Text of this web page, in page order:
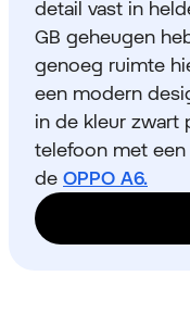
detail vast in
GB geheugen
genoeg ruimte
een modern
in de kleur zwart
telefoon met
de OPPO A6.